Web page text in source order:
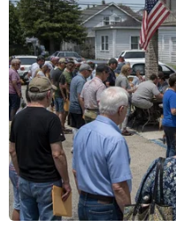
Chính phủ
lớn các tù nhân giam
vô tội.